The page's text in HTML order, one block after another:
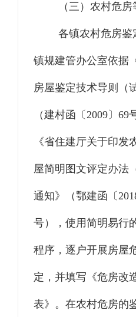
（三）农村危房
各镇农村危房鉴
镇规建管办公室依据
房屋鉴定技术导则（
（建村函〔2009〕69
《省住建厅关于印发
屋简明图文评定办法
通知》（鄂建函〔
号），使用简明易行
程序，逐户开展房屋
定，并填写《危房改
表》。在农村危房的